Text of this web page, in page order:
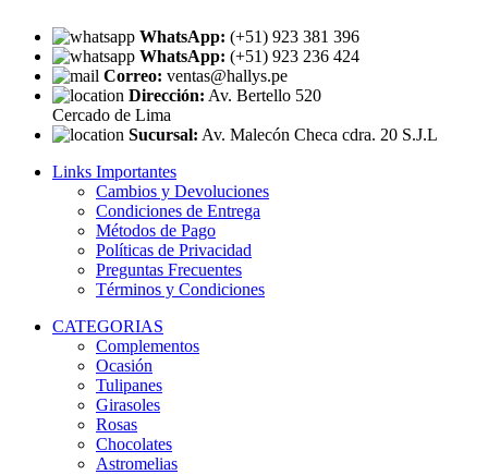
WhatsApp: (+51) 923 381 396
WhatsApp: (+51) 923 236 424
Correo: ventas@hallys.pe
Dirección: Av. Bertello 520
Cercado de Lima
Sucursal: Av. Malecón Checa cdra. 20 S.J.L
Links Importantes
Cambios y Devoluciones
Condiciones de Entrega
Métodos de Pago
Políticas de Privacidad
Preguntas Frecuentes
Términos y Condiciones
CATEGORIAS
Complementos
Ocasión
Tulipanes
Girasoles
Rosas
Chocolates
Astromelias